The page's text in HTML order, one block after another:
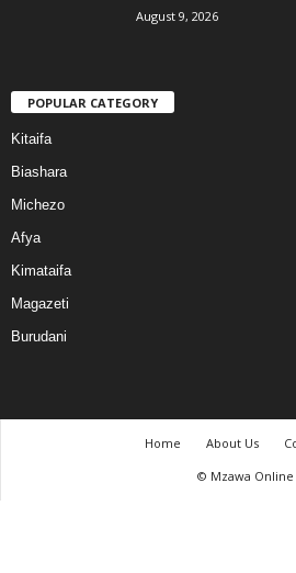
August 9, 2026
POPULAR CATEGORY
Kitaifa
Biashara
Michezo
Afya
Kimataifa
Magazeti
Burudani
Home About Us
© Mzawa Online